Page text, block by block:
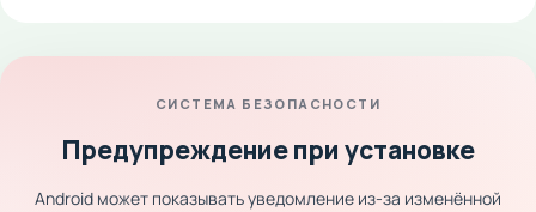
СИСТЕМА БЕЗОПАСНОСТИ
Предупреждение при установке
Android может показывать уведомление из-за изменённой